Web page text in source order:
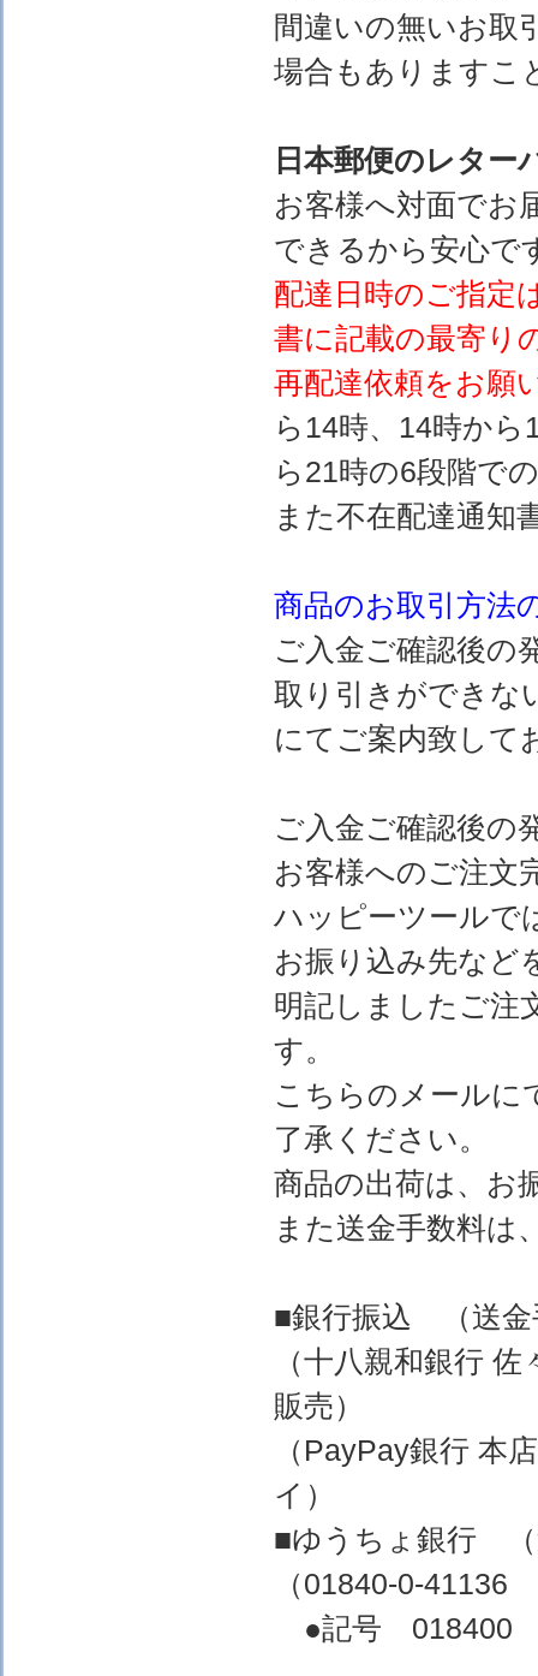
間違いの無いお取
場合もありますこ
日本郵便のレター
お客様へ対面でお
できるから安心で
配達日時のご指定
書に記載の最寄り
再配達依頼をお願
ら14時、14時か
ら21時の6段階で
また不在配達通知
商品のお取引方法
ご入金ご確認後の
取り引きができな
にてご案内致して
ご入金ご確認後の
お客様へのご注文
ハッピーツールで
お振り込み先など
明記しましたご注
す。
こちらのメールに
了承ください。
商品の出荷は、お
また送金手数料は
■銀行振込 （送金
（十八親和銀行
販売）
（PayPay銀行
イ）
■ゆうちょ銀行 （
（01840-0-
●記号 018400